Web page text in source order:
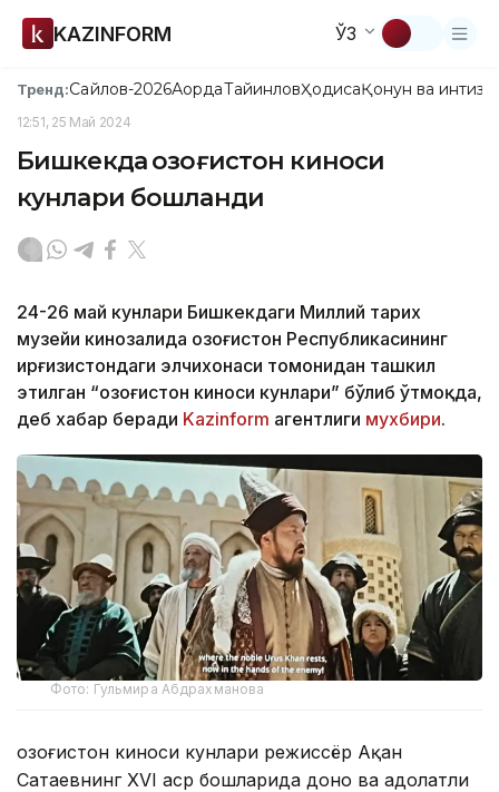
KAZINFORM ЎЗ
Тренд:Сайлов-2026АқордаТайинловҲодисаҚонун ва
12:51, 25 Май 2024
Бишкекда Қозоғистон киноси
кунлари бошланди
24-26 май кунлари Бишкекдаги Миллий тарих
музейи кинозалида Қозоғистон Республикасининг
Қирғизистондаги элчихонаси томонидан ташкил
этилган “Қозоғистон киноси кунлари” бўлиб ўтмоқда,
деб хабар беради Kazinform агентлиги мухбири.
Фото: Гульмира Абдрахманова
Қозоғистон киноси кунлари режиссёр Ақан
Сатаевнинг XVI аср бошларида доно ва адолатли